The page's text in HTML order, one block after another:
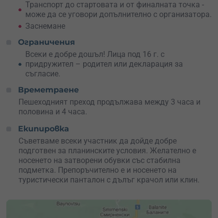
върхове, равнини и красиви гледки.
Ако си запален по предизвикателствата, можеш да
надморска височина. Преходът до върха не е труден, а
гледките са впечатляващи!
Транспорт до стартовата и от финалната точка -
може да се уговори допълнително с организатора.
Заснемане
Ограничения
Всеки е добре дошъл! Лица под 16 г. с
придружител – родител или декларация за
съгласие.
Времетраене
Пешеходният преход продължава между 3 часа и
половина и 4 часа.
Екипировка
Съветваме всеки участник да дойде добре
подготвен за планинските условия. Желателно е
носенето на затворени обувки със стабилна
подметка. Препоръчително е и носенето на
туристически панталон с дълъг крачол или клин.